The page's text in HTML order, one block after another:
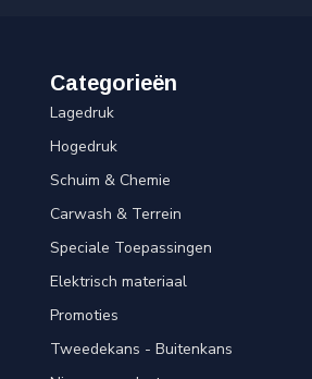
Categorieën
Lagedruk
Hogedruk
Schuim & Chemie
Carwash & Terrein
Speciale Toepassingen
Elektrisch materiaal
Promoties
Tweedekans - Buitenkans